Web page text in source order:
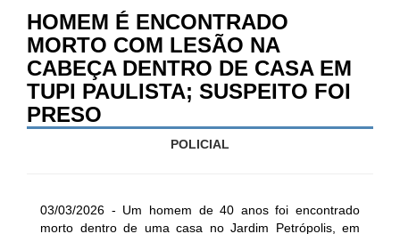
HOMEM É ENCONTRADO
MORTO COM LESÃO NA
CABEÇA DENTRO DE CASA EM
TUPI PAULISTA; SUSPEITO FOI
PRESO
POLICIAL
03/03/2026 - Um homem de 40 anos foi encontrado
morto dentro de uma casa no Jardim Petrópolis, em